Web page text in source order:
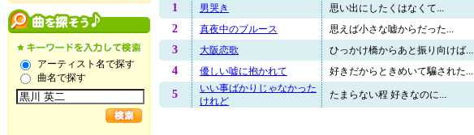
アーティスト名で探す
曲名で探す
1 男哭き 思い出にしたくはなくて...
2 真夜中のブルース 思えば小さな嘘からだった...
3 大阪恋歌 ひっかけ橋からあと振り向けば...
4 優しい嘘に抱かれて 好きだからときめいて騙された...
5
いい事ばかりじゃなかった
けれど
たまらない程 好きなのに...